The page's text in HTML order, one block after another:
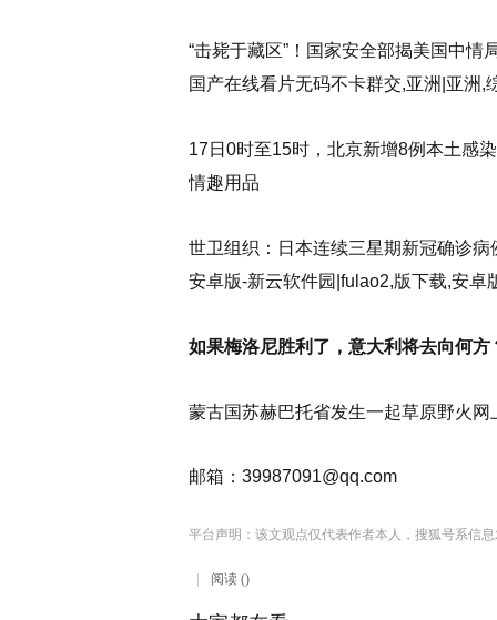
“击毙于藏区”！国家安全部揭美国中
国产在线看片无码不卡群交,亚洲|亚洲,
17日0时至15时，北京新增8例本土感
情趣用品
世卫组织：日本连续三星期新冠确诊
安卓版-新云软件园|fulao2,版下载,安卓
如果梅洛尼胜利了，意大利将去向何方
蒙古国苏赫巴托省发生一起草原野火
邮箱： 39987091@qq.com
平台声明：该文观点仅代表作者本人，搜狐号系信
阅读 ()